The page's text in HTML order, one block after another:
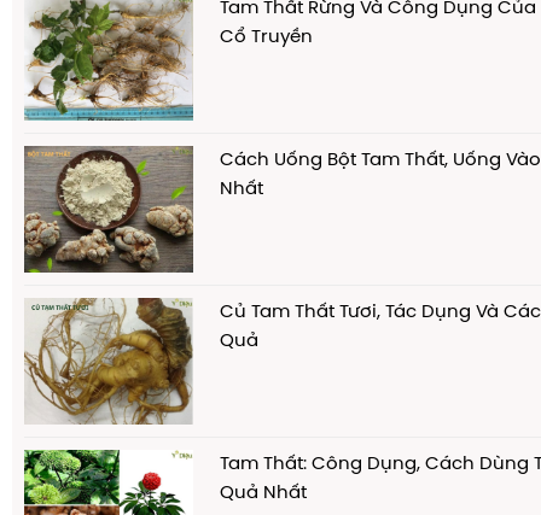
Tam Thất Rừng Và Công Dụng Của
Cổ Truyền
Cách Uống Bột Tam Thất, Uống
Nhất
Củ Tam Thất Tươi, Tác Dụng Và
Quả
Tam Thất: Công Dụng, Cách Dùng
Quả Nhất